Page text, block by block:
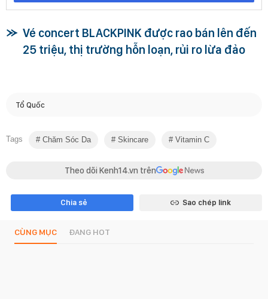
Vé concert BLACKPINK được rao bán lên đến
25 triệu, thị trường hỗn loạn, rủi ro lừa đảo
Tổ Quốc
Tags Chăm Sóc Da Skincare Vitamin C
Theo dõi Kenh14.vn trên
Chia sẻ Sao chép link
CÙNG MỤC ĐANG HOT